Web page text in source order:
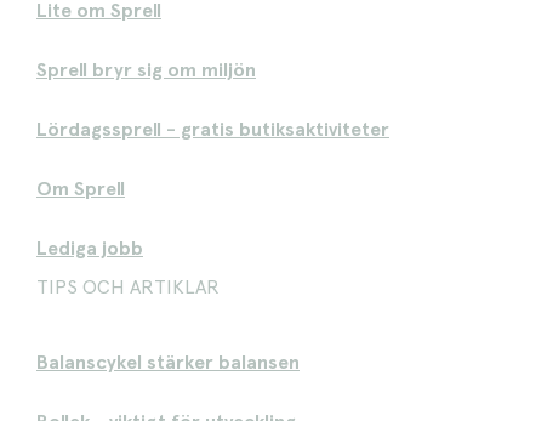
Lite om Sprell
Sprell bryr sig om miljön
Lördagssprell - gratis butiksaktiviteter
Om Sprell
Lediga jobb
TIPS OCH ARTIKLAR
Balanscykel stärker balansen